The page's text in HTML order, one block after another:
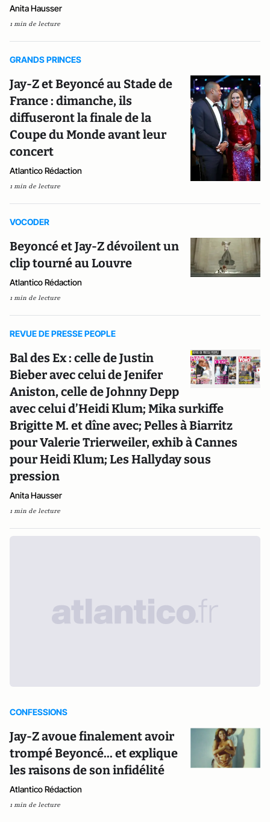
Anita Hausser
1 min de lecture
GRANDS PRINCES
Jay-Z et Beyoncé au Stade de
France : dimanche, ils
diffuseront la finale de la
Coupe du Monde avant leur
concert
Atlantico Rédaction
1 min de lecture
VOCODER
Beyoncé et Jay-Z dévoilent un
clip tourné au Louvre
Atlantico Rédaction
1 min de lecture
REVUE DE PRESSE PEOPLE
Bal des Ex : celle de Justin
Bieber avec celui de Jenifer
Aniston, celle de Johnny Depp
avec celui d’Heidi Klum; Mika surkiffe
Brigitte M. et dîne avec; Pelles à Biarritz
pour Valerie Trierweiler, exhib à Cannes
pour Heidi Klum; Les Hallyday sous
pression
Anita Hausser
1 min de lecture
CONFESSIONS
Jay-Z avoue finalement avoir
trompé Beyoncé... et explique
les raisons de son infidélité
Atlantico Rédaction
1 min de lecture